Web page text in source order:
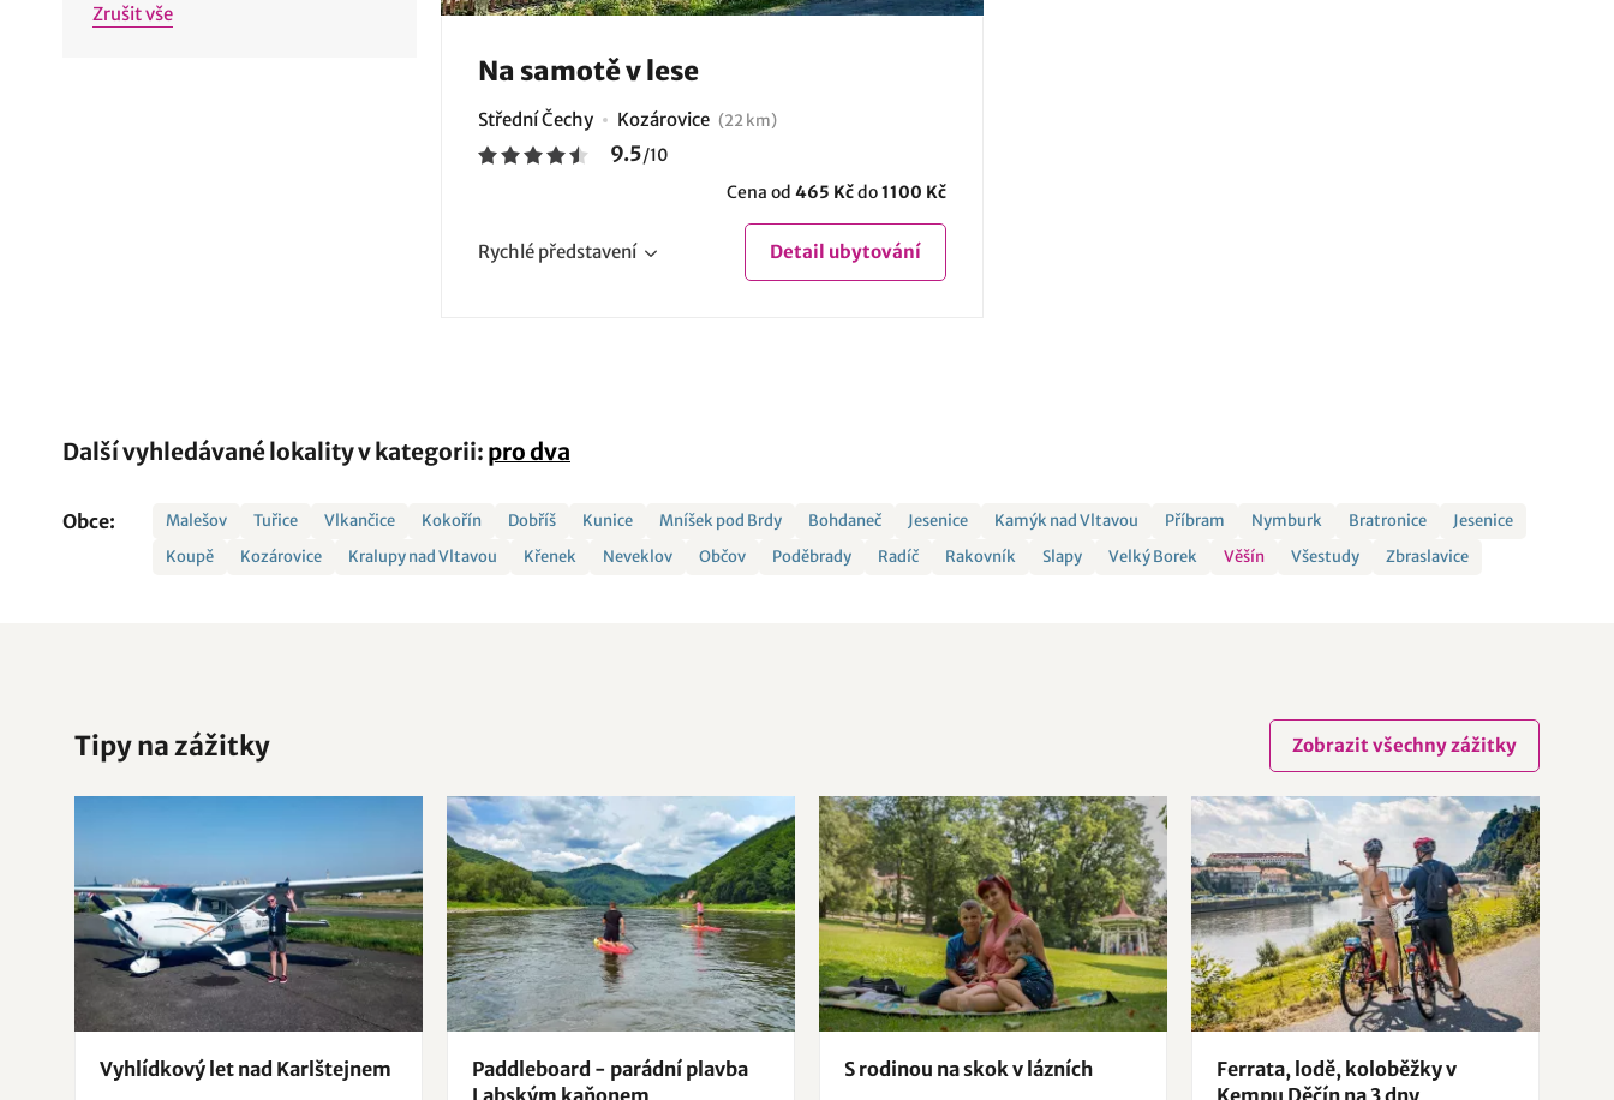
Zrušit vše
Na samotě v lese
Střední Čechy Kozárovice (22 km)
9.5/10
Cena od 465 Kčdo1100 Kč
Rychlé představení Detail ubytování
Další vyhledávané lokality v kategorii: pro dva
Obce: Malešov Tuřice Vlkančice Kokořín Dobříš Kunice Mníšek pod Brdy Bohdaneč Jesenice Kamýk nad Vltavou Příbram Nymburk Bratronice
Jesenice
Koupě
Kozárovice Kralupy nad Vltavou Křenek Neveklov Občov Poděbrady Radíč Rakovník Slapy Velký Borek Věšín Všestudy Zbraslavice
Tipy na zážitky Zobrazit všechny zážitky
Vyhlídkový let nad Karlštejnem
Paddleboard - parádní plavba
S rodinou na skok v lázních
Ferrata, lodě, koloběžky v